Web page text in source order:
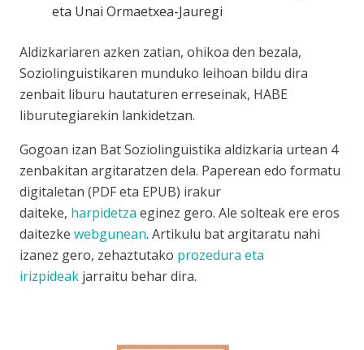
eta Unai Ormaetxea-Jauregi
Aldizkariaren azken zatian, ohikoa den bezala,
Soziolinguistikaren munduko leihoan bildu dira
zenbait liburu hautaturen erreseinak, HABE
liburutegiarekin lankidetzan.
Gogoan izan Bat Soziolinguistika aldizkaria urtean 4
zenbakitan argitaratzen dela. Paperean edo formatu
digitaletan (PDF eta EPUB) irakur
daiteke, harpidetza eginez gero. Ale solteak ere eros
daitezke webgunean. Artikulu bat argitaratu nahi
izanez gero, zehaztutako prozedura eta
irizpideak jarraitu behar dira.